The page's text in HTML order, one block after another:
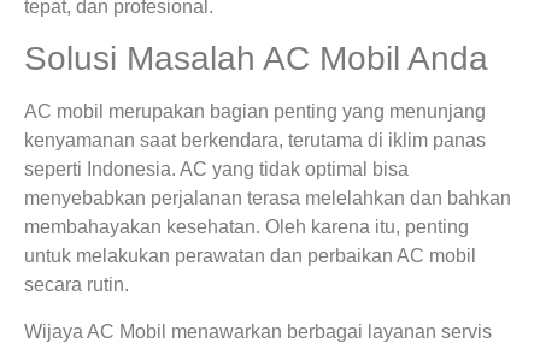
tepat, dan profesional.
Solusi Masalah AC Mobil Anda
AC mobil merupakan bagian penting yang menunjang
kenyamanan saat berkendara, terutama di iklim panas
seperti Indonesia. AC yang tidak optimal bisa
menyebabkan perjalanan terasa melelahkan dan bahkan
membahayakan kesehatan. Oleh karena itu, penting
untuk melakukan perawatan dan perbaikan AC mobil
secara rutin.
Wijaya AC Mobil menawarkan berbagai layanan servis